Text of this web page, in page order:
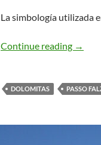
La simbología utilizada
Continue reading →
DOLOMITAS PASSO